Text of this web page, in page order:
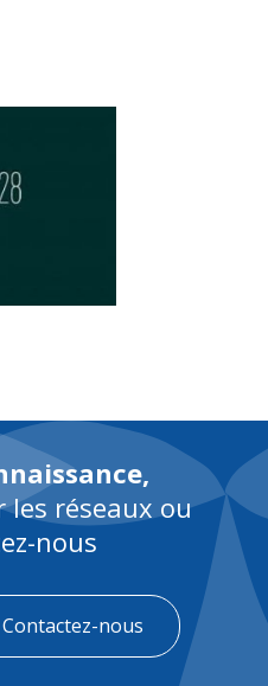
les réseaux ou
nous
Contactez-nous